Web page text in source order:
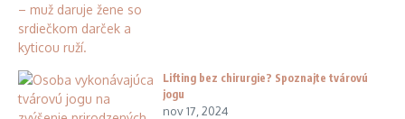
Lifting bez chirurgie? Spoznajte tvárovú
jogu
nov 17, 2024